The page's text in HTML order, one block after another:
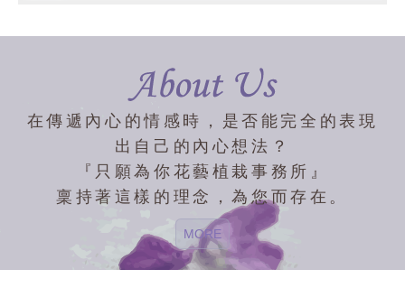
在傳遞內心的情感時，是否能完全的表現
出自己的內心想法？
『只願為你花藝植栽事務所』
稟持著這樣的理念，為您而存在。
MORE